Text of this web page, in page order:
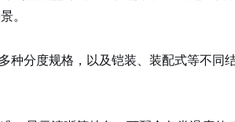
。
种分度规格，以及铠装、装配式等不同